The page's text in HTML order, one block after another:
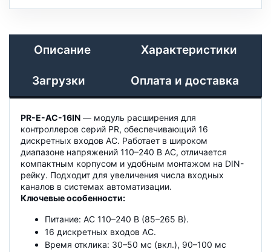
Описание Характеристики
Загрузки Оплата и доставка
PR-E-AC-16IN — модуль расширения для
контроллеров серий PR, обеспечивающий 16
дискретных входов AC. Работает в широком
диапазоне напряжений 110–240 В AC, отличается
компактным корпусом и удобным монтажом на DIN-
рейку. Подходит для увеличения числа входных
каналов в системах автоматизации.
Ключевые особенности:
Питание: AC 110–240 В (85–265 В).
16 дискретных входов AC.
Время отклика: 30–50 мс (вкл.), 90–100 мс